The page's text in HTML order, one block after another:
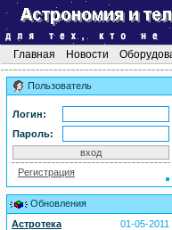
Главная Новости
Пользователь
Логин:
Пароль:
Регистрация
Обновления
Астротека
01-05-2011